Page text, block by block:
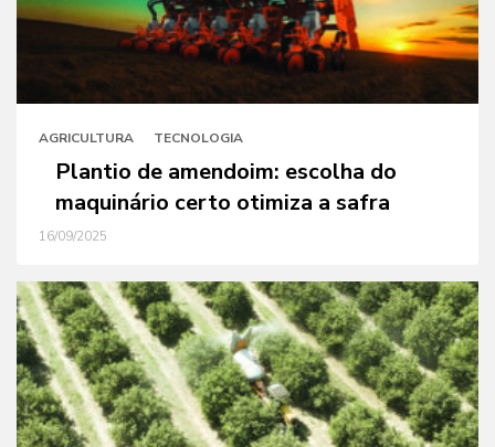
AGRICULTURA TECNOLOGIA
Plantio de amendoim: escolha do
maquinário certo otimiza a safra
16/09/2025